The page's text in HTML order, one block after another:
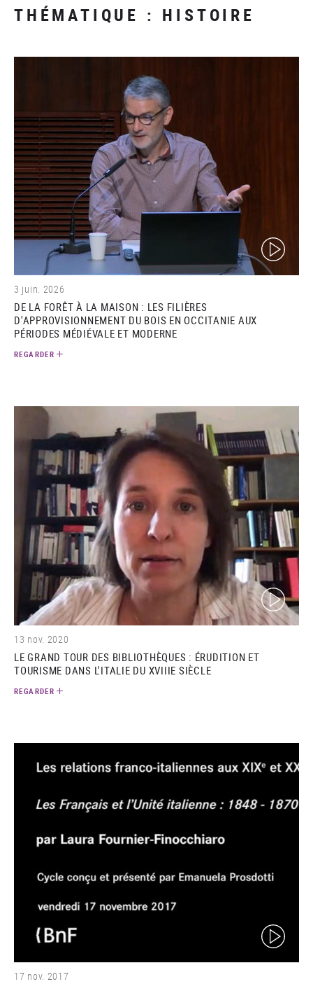
THÉMATIQUE : HISTOIRE
(video)
3 juin. 2026
DE LA FORÊT À LA MAISON : LES FILIÈRES
D'APPROVISIONNEMENT DU BOIS EN OCCITANIE AUX
PÉRIODES MÉDIÉVALE ET MODERNE
REGARDER
(video)
13 nov. 2020
LE GRAND TOUR DES BIBLIOTHÈQUES : ÉRUDITION ET
TOURISME DANS L'ITALIE DU XVIIIE SIÈCLE
REGARDER
(video)
17 nov. 2017